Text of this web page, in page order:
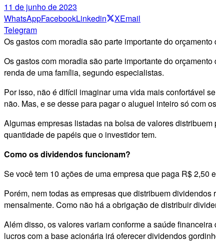
11 de junho de 2023
WhatsAppFacebookLinkedin XEmail
Telegram
Os gastos com moradia são parte importante do
Os gastos com moradia são parte importante do
renda de uma família, segundo especialistas.
Por isso, não é difícil imaginar uma vida mais confortável
não. Mas, e se desse para pagar o aluguel inteiro só com os
Algumas empresas listadas na bolsa de valores
quantidade de papéis que o investidor tem.
Como os dividendos funcionam?
Se você tem 10 ações de uma empresa que paga R$
Porém, nem todas as empresas que distribuem
mensalmente. Como não há a obrigação de distribuir
Além disso, os valores variam conforme a saúde
lucros com a base acionária irá oferecer dividendos